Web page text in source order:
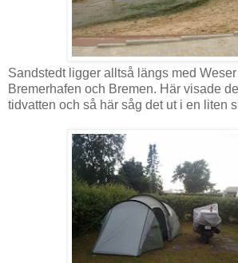
Sandstedt ligger alltså längs med
Bremerhafen och Bremen. Här visade
tidvatten och så här såg det ut i en liten